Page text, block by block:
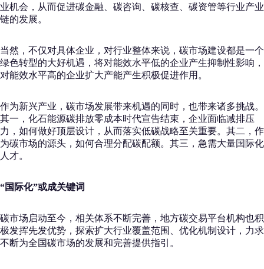
业机会，从而促进碳金融、碳咨询、碳核查、碳资管等行业产业
链的发展。
当然，不仅对具体企业，对行业整体来说，碳市场建设都是一个
绿色转型的大好机遇，将对能效水平低的企业产生抑制性影响，
对能效水平高的企业扩大产能产生积极促进作用。
作为新兴产业，碳市场发展带来机遇的同时，也带来诸多挑战。
其一，化石能源碳排放零成本时代宣告结束，企业面临减排压
力，如何做好顶层设计，从而落实低碳战略至关重要。其二，作
为碳市场的源头，如何合理分配碳配额。其三，急需大量国际化
人才。
“国际化”或成关键词
碳市场启动至今，相关体系不断完善，地方碳交易平台机构也积
极发挥先发优势，探索扩大行业覆盖范围、优化机制设计，力求
不断为全国碳市场的发展和完善提供指引。